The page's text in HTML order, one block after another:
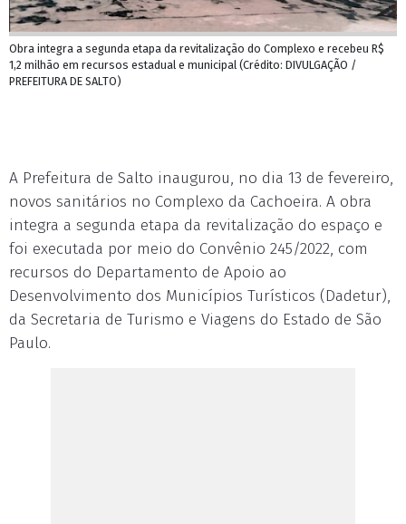
Obra integra a segunda etapa da revitalização do Complexo e recebeu R$
1,2 milhão em recursos estadual e municipal (Crédito: DIVULGAÇÃO /
PREFEITURA DE SALTO)
A Prefeitura de Salto inaugurou, no dia 13 de fevereiro,
novos sanitários no Complexo da Cachoeira. A obra
integra a segunda etapa da revitalização do espaço e
foi executada por meio do Convênio 245/2022, com
recursos do Departamento de Apoio ao
Desenvolvimento dos Municípios Turísticos (Dadetur),
da Secretaria de Turismo e Viagens do Estado de São
Paulo.